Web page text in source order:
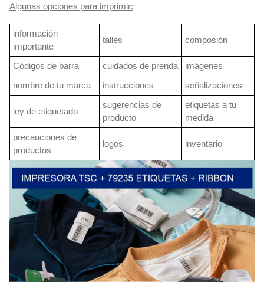
Algunas opciones para imprimir:
información
importante
talles composión
Códigos de barra cuidados de prenda
imágenes
nombre de tu marca
instrucciones señalizaciones
ley de etiquetado
sugerencias de
producto
etiquetas a tu
medida
precauciones de
productos
logos inventario